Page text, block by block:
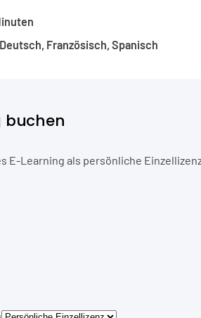
Französisch, Spanisch
buchen
E-Learning als persönliche